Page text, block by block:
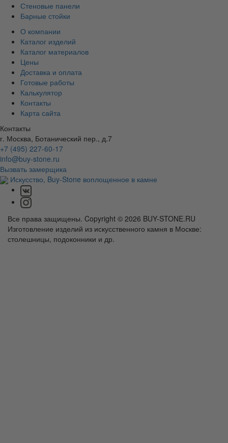
Стеновые панели
Барные стойки
О компании
Каталог изделий
Каталог материалов
Цены
Доставка и оплата
Готовые работы
Калькулятор
Контакты
Карта сайта
Контакты
г. Москва, Ботанический пер., д.7
+7 (495) 227-60-17
info@buy-stone.ru
Вызвать замерщика
Искусство, Buy-Stone воплощенное в камне
Все права защищены. Copyright © 2026 BUY-STONE.RU
Изготовление изделий из искусственного камня в Москве:
столешницы, подоконники и др.